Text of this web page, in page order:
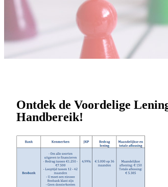
Ontdek de Voordelige
Handbereik!